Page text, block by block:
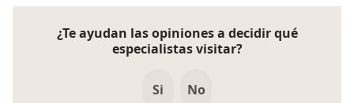
¿Te ayudan las opiniones a decidir qué
especialistas visitar?
Si No